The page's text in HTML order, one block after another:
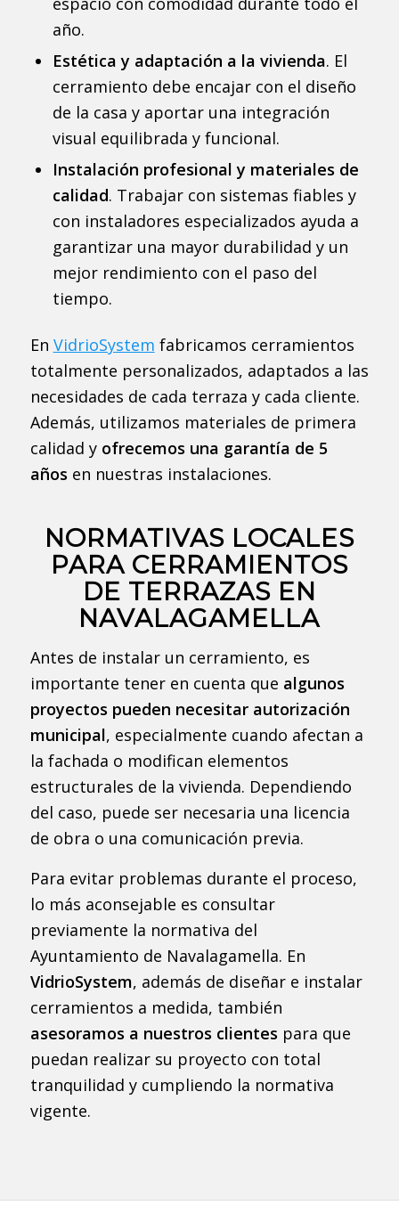
año.
Estética y adaptación a la vivienda. El
cerramiento debe encajar con el diseño
de la casa y aportar una integración
visual equilibrada y funcional.
Instalación profesional y materiales de
calidad. Trabajar con sistemas fiables y
con instaladores especializados ayuda a
garantizar una mayor durabilidad y un
mejor rendimiento con el paso del
tiempo.
En VidrioSystem fabricamos cerramientos
totalmente personalizados, adaptados a las
necesidades de cada terraza y cada cliente.
Además, utilizamos materiales de primera
calidad y ofrecemos una garantía de 5
años en nuestras instalaciones.
NORMATIVAS LOCALES
PARA CERRAMIENTOS
DE TERRAZAS EN
NAVALAGAMELLA
Antes de instalar un cerramiento, es
importante tener en cuenta que algunos
proyectos pueden necesitar autorización
municipal, especialmente cuando afectan a
la fachada o modifican elementos
estructurales de la vivienda. Dependiendo
del caso, puede ser necesaria una licencia
de obra o una comunicación previa.
Para evitar problemas durante el proceso,
lo más aconsejable es consultar
previamente la normativa del
Ayuntamiento de Navalagamella. En
VidrioSystem, además de diseñar e instalar
cerramientos a medida, también
asesoramos a nuestros clientes para que
puedan realizar su proyecto con total
tranquilidad y cumpliendo la normativa
vigente.